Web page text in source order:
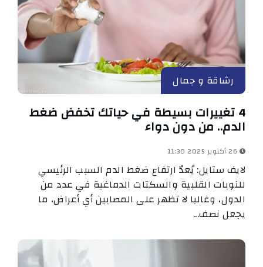
رشاقة و جمال
4 تغييرات بسيطة في حياتك تخفض ضغط
الدم.. من دون دواء
لايف ستايل: يُعدّ ارتفاع ضغط الدم السبب الرئيسي
للنوبات القلبية والسكتات الدماغية في عدد من
الدول، وغالبا لا تظهر على المصابين أي أعراض، ما
يجعل نصف...